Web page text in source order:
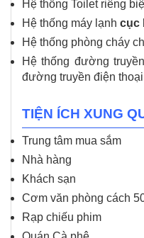
Hệ thống Toilet riêng
Hệ thống máy lạnh cục
Hệ thống phòng cháy
Hệ thống đường
đường truyền điện
TIỆN ÍCH XUNG
Trung tâm mua sắm
Nhà hàng
Khách sạn
Cơm văn phòng cách
Rạp chiếu phim